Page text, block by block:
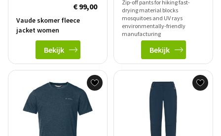
€ 99,00
Vaude skomer fleece
jacket women
Bekijk
Zip-off pants for hiking fast-
drying material blocks
mosquitoes and UV rays
environmentally-friendly
manufacturing
Bekijk